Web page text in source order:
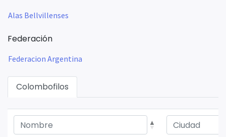
Alas Bellvillenses
Federación
Federacion Argentina
Colombofilos